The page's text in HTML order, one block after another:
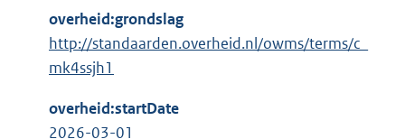
overheid:grondslag
http://standaarden.overheid.nl/owms/terms/c_
mk4ssjh1
overheid:startDate
2026-03-01